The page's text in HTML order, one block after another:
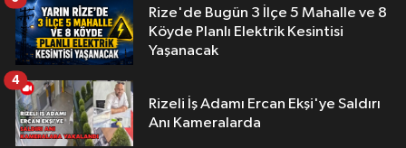
Rize'de Bugün 3 İlçe 5 Mahalle ve 8
Köyde Planlı Elektrik Kesintisi
Yaşanacak
Rizeli İş Adamı Ercan Ekşi'ye Saldırı
Anı Kameralarda
4